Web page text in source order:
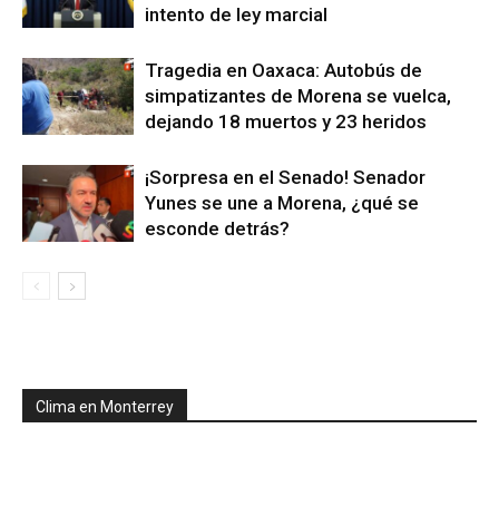
intento de ley marcial
Tragedia en Oaxaca: Autobús de
simpatizantes de Morena se vuelca,
dejando 18 muertos y 23 heridos
¡Sorpresa en el Senado! Senador
Yunes se une a Morena, ¿qué se
esconde detrás?
Clima en Monterrey